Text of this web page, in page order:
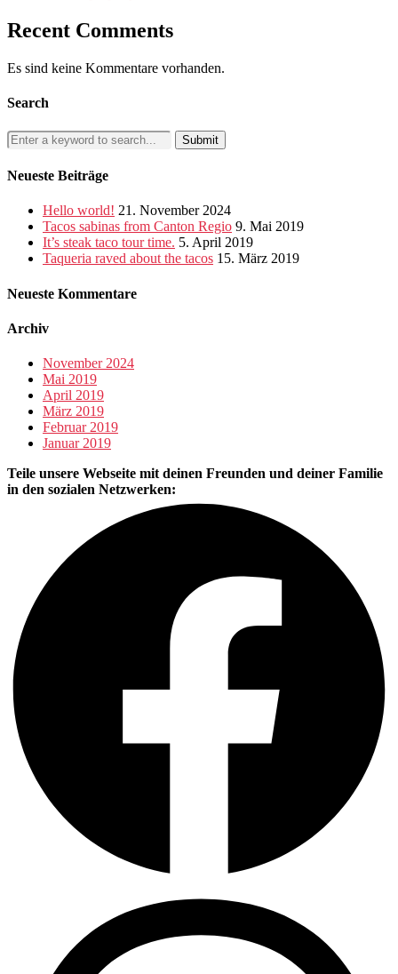
Recent Comments
Es sind keine Kommentare vorhanden.
Search
Neueste Beiträge
Hello world! 21. November 2024
Tacos sabinas from Canton Regio 9. Mai 2019
It’s steak taco tour time. 5. April 2019
Taqueria raved about the tacos 15. März 2019
Neueste Kommentare
Archiv
November 2024
Mai 2019
April 2019
März 2019
Februar 2019
Januar 2019
Teile unsere Webseite mit deinen Freunden und deiner Familie
in den sozialen Netzwerken: